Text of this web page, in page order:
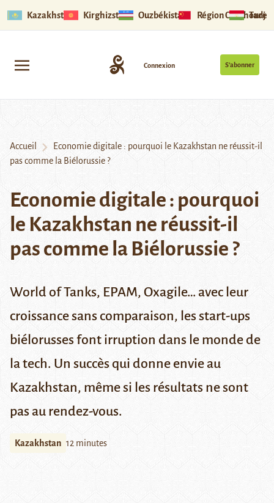
Kazakhstan Kirghizstan Ouzbékistan Région Ouïghoure
S’abonner
Connexion
Accueil
Economie digitale : pourquoi le Kazakhstan ne réussit-il
pas comme la Biélorussie ?
Economie digitale : pourquoi
le Kazakhstan ne réussit-il
pas comme la Biélorussie ?
World of Tanks, EPAM, Oxagile… avec leur
croissance sans comparaison, les start-ups
biélorusses font irruption dans le monde de
la tech. Un succès qui donne envie au
Kazakhstan, même si les résultats ne sont
pas au rendez-vous.
Kazakhstan 12 minutes